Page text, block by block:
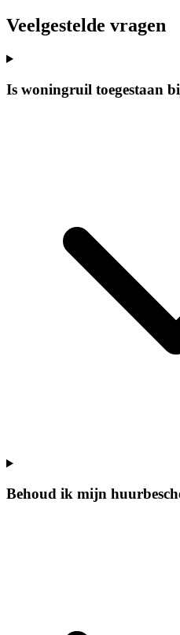
Veelgestelde vragen
Is woningruil toegestaan
Behoud ik mijn